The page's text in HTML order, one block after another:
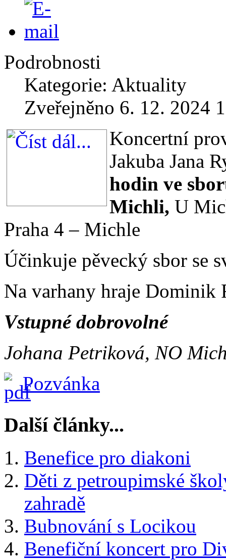
Podrobnosti
Kategorie: Aktuality
Zveřejněno 6. 12. 2024
Koncertní
Jakuba Jana
hodin ve
Michli, U
Praha 4 – Michle
Účinkuje pěvecký sbor se
Na varhany hraje Dominik
Vstupné dobrovolné
Johana Petriková, NO
Pozvánka
Další články...
Benefice pro diakoni
Děti z petroupimské
zahradě
Bubnování s Locikou
Benefiční koncert pro